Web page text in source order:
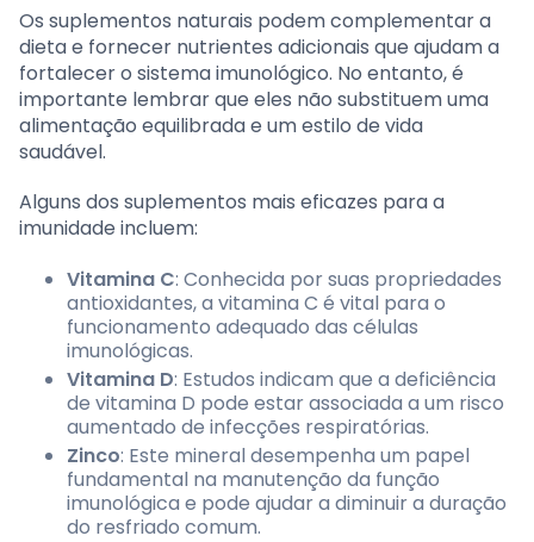
Os suplementos naturais podem complementar a
dieta e fornecer nutrientes adicionais que ajudam a
fortalecer o sistema imunológico. No entanto, é
importante lembrar que eles não substituem uma
alimentação equilibrada e um estilo de vida
saudável.
Alguns dos suplementos mais eficazes para a
imunidade incluem:
Vitamina C: Conhecida por suas propriedades
antioxidantes, a vitamina C é vital para o
funcionamento adequado das células
imunológicas.
Vitamina D: Estudos indicam que a deficiência
de vitamina D pode estar associada a um risco
aumentado de infecções respiratórias.
Zinco: Este mineral desempenha um papel
fundamental na manutenção da função
imunológica e pode ajudar a diminuir a duração
do resfriado comum.